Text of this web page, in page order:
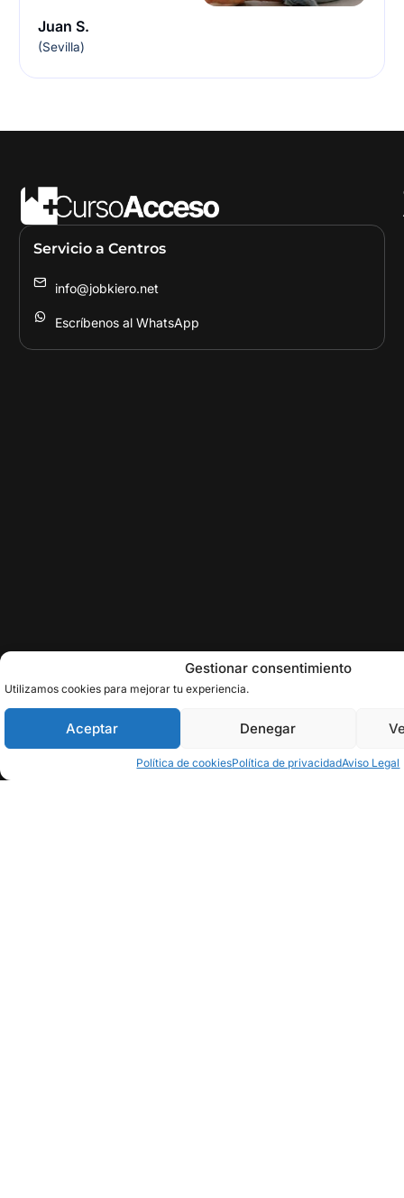
Gestionar consentimiento
Utilizamos cookies para mejorar tu experiencia.
Aceptar Denegar
Política de cookiesPolítica de privacidadAviso Legal
Juan S.
(Sevilla)
Servicio a Centros
info@jobkiero.net
Escríbenos al WhatsApp